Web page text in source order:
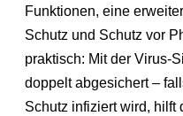
Funktionen, eine
Schutz und Schutz vor
praktisch: Mit der Virus-
doppelt abgesichert –
Schutz infiziert wird, hilft